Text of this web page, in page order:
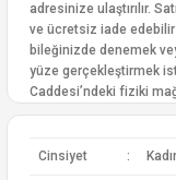
adresinize ulaştırılır.
ve ücretsiz iade
bileğinizde denemek
yüze gerçekleştirmek
Caddesi’ndeki fiziki
Cinsiyet :